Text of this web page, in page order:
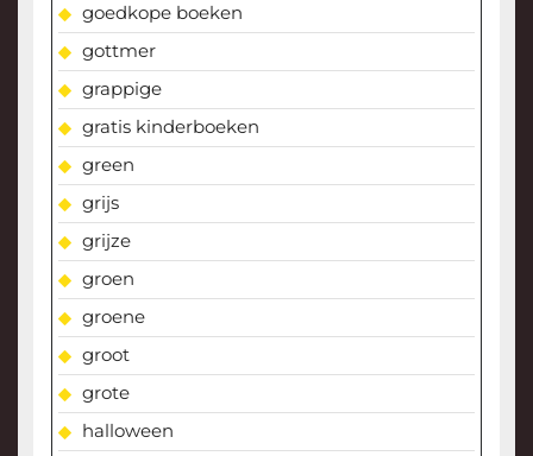
goedkope boeken
gottmer
grappige
gratis kinderboeken
green
grijs
grijze
groen
groene
groot
grote
halloween